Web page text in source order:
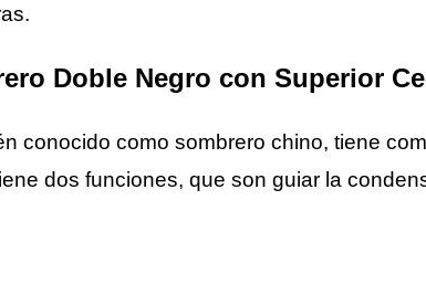
300mm
Doble Negro con Superior
conocido como sombrero chino, tiene
dos funciones, que son guiar la